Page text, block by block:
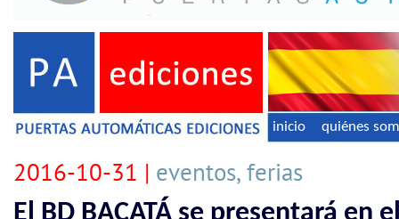
inicio quiénes
2016-10-31 | eventos, ferias